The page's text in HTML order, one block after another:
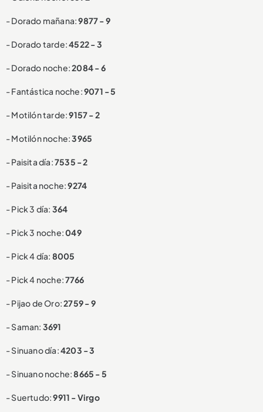
- Dorado mañana:9877 - 9
- Dorado tarde:4522 - 3
- Dorado noche:2084 - 6
- Fantástica noche:9071 - 5
- Motilón tarde:9157 - 2
- Motilón noche:3965
- Paisita día:7535 - 2
- Paisita noche:9274
- Pick 3 día: 364
- Pick 3 noche:049
- Pick 4 día: 8005
- Pick 4 noche:7766
- Pijao de Oro:2759 - 9
- Saman: 3691
- Sinuano día:4203 - 3
- Sinuano noche:8665 - 5
- Suertudo:9911 - Virgo